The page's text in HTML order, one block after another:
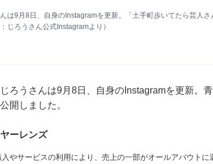
は9月8日、自身のInstagramを更新。「土手町歩いてたら芸人
じろうさん公式Instagramより）
ろうさんは9月8日、自身のInstagramを更新。
開しました。
ーレンズ
やサービスの利用により、売上の一部がオールアバウトに